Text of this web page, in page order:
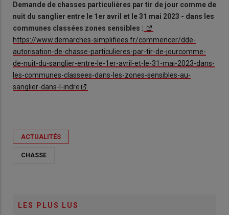
Demande de chasses particulières par tir de jour comme de
nuit du sanglier entre le 1er avril et le 31 mai 2023 - dans les
communes classées zones sensibles :
https://www.demarches-simplifiees.fr/commencer/dde-
autorisation-de-chasse-particulieres-par-tir-de-jourcomme-
de-nuit-du-sanglier-entre-le-1er-avril-et-le-31-mai-2023-dans-
les-communes-classees-dans-les-zones-sensibles-au-
sanglier-dans-l-indre
ACTUALITÉS
CHASSE
LES PLUS LUS